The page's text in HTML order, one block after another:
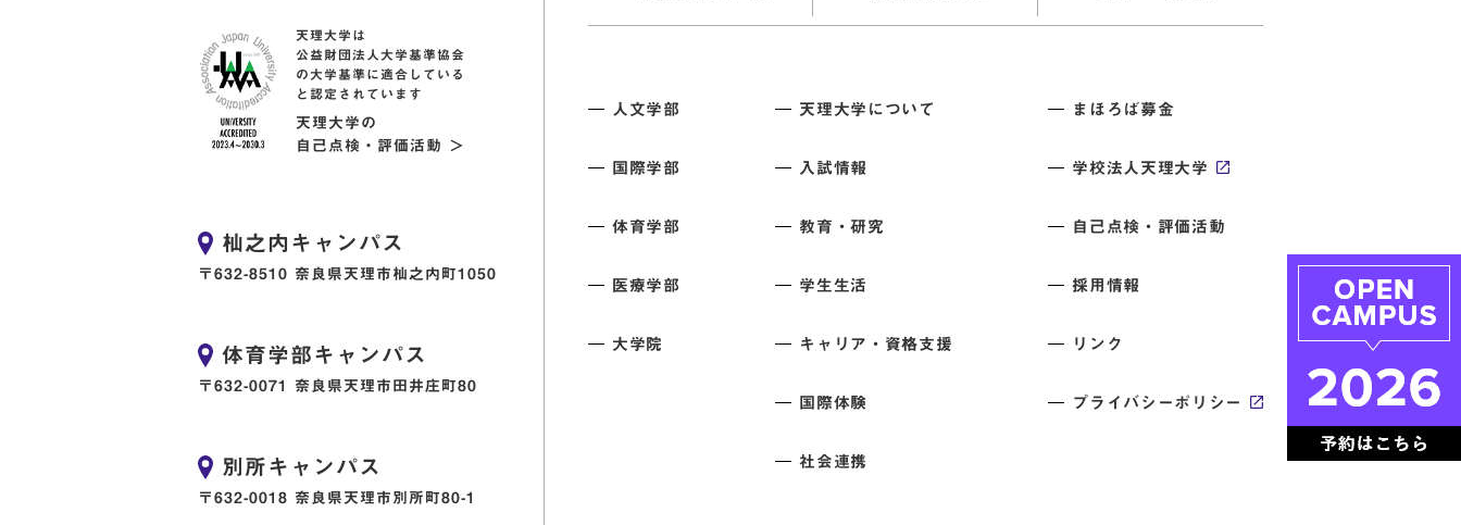
天理大学は
公益財団法人大学基準協会
の大学基準に適合している
と認定されています
天理大学の
自己点検・評価活動 ＞
杣之内キャンパス
〒632-8510 奈良県天理市杣之内町1050
体育学部キャンパス
〒632-0071 奈良県天理市田井庄町80
別所キャンパス
〒632-0018 奈良県天理市別所町80-1
人文学部
国際学部
体育学部
医療学部
大学院
天理大学について
入試情報
教育・研究
学生生活
キャリア・資格支援
国際体験
社会連携
まほろば募金
学校法人天理大学
自己点検・評価活動
採用情報
リンク
プライバシーポリシー